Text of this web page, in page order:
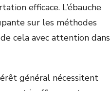
efficace. L’ébauche
sur les méthodes
cela avec attention dans
général nécessitent